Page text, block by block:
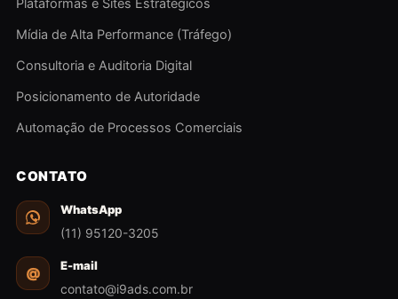
Plataformas e Sites Estratégicos
Mídia de Alta Performance (Tráfego)
Consultoria e Auditoria Digital
Posicionamento de Autoridade
Automação de Processos Comerciais
CONTATO
WhatsApp
(11) 95120-3205
@ E-mail
contato@i9ads.com.br